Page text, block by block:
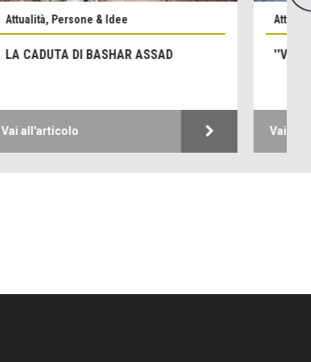
Attualità, Persone & Idee
NO ALLA GUERRA, SENZA SE E SENZA
Vai all'articolo